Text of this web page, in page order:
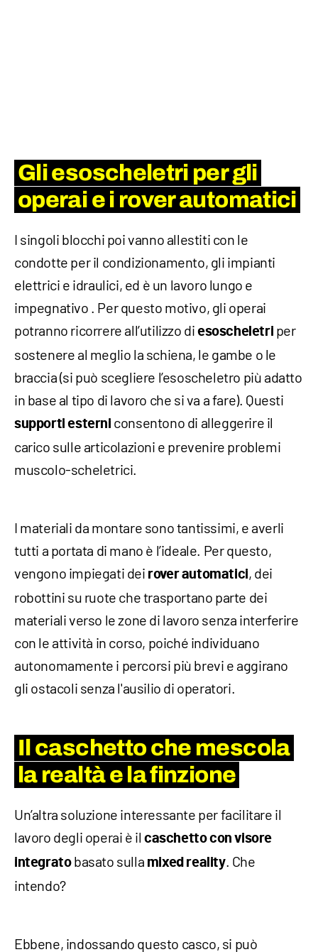
Gli esoscheletri per gli
operai e i rover automatici
I singoli blocchi poi vanno allestiti con le
condotte per il condizionamento, gli impianti
elettrici e idraulici, ed è un lavoro lungo e
impegnativo . Per questo motivo, gli operai
potranno ricorrere all’utilizzo diesoscheletri per
sostenere al meglio la schiena, le gambe o le
braccia (si può scegliere l’esoscheletro più adatto
in base al tipo di lavoro che si va a fare). Questi
supporti esterni consentono di alleggerire il
carico sulle articolazioni e prevenire problemi
muscolo-scheletrici.
I materiali da montare sono tantissimi, e averli
tutti a portata di mano è l’ideale. Per questo,
vengono impiegati dei rover automatici, dei
robottini su ruote che trasportano parte dei
materiali verso le zone di lavoro senza interferire
con le attività in corso, poiché individuano
autonomamente i percorsi più brevi e aggirano
gli ostacoli senza l'ausilio di operatori.
Il caschetto che mescola
la realtà e la finzione
Un’altra soluzione interessante per facilitare il
lavoro degli operai è ilcaschetto con visore
integrato basato sulla mixed reality. Che
intendo?
Ebbene, indossando questo casco, si può